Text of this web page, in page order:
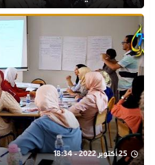
25 أكتوبر 2022 - 18:34